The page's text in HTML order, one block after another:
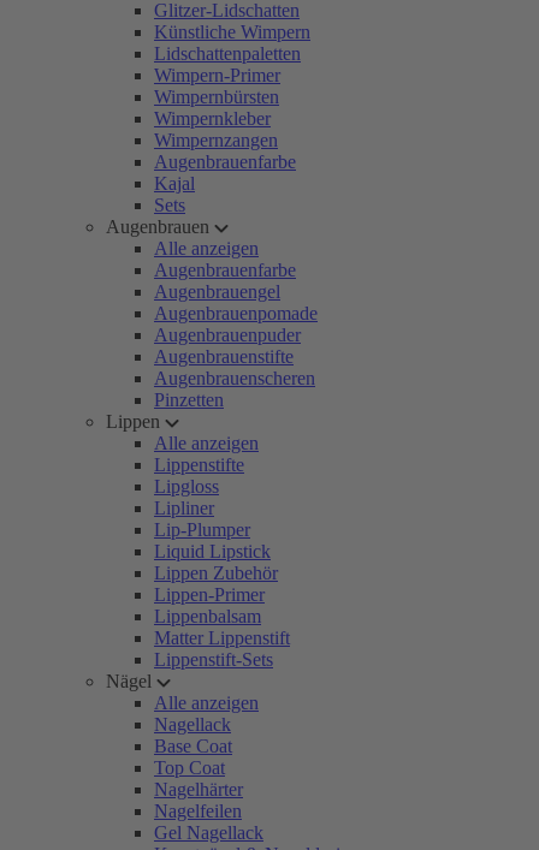
Glitzer-Lidschatten
Künstliche Wimpern
Lidschattenpaletten
Wimpern-Primer
Wimpernbürsten
Wimpernkleber
Wimpernzangen
Augenbrauenfarbe
Kajal
Sets
Augenbrauen
Alle anzeigen
Augenbrauenfarbe
Augenbrauengel
Augenbrauenpomade
Augenbrauenpuder
Augenbrauenstifte
Augenbrauenscheren
Pinzetten
Lippen
Alle anzeigen
Lippenstifte
Lipgloss
Lipliner
Lip-Plumper
Liquid Lipstick
Lippen Zubehör
Lippen-Primer
Lippenbalsam
Matter Lippenstift
Lippenstift-Sets
Nägel
Alle anzeigen
Nagellack
Base Coat
Top Coat
Nagelhärter
Nagelfeilen
Gel Nagellack